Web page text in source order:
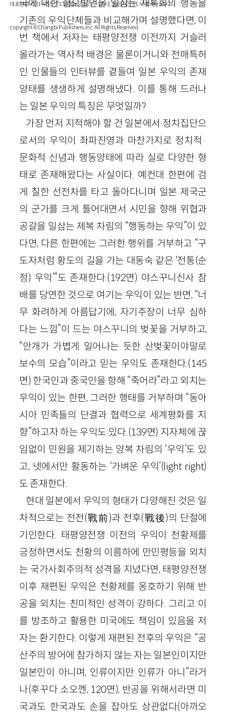
국에 대한 혐오발언을 일삼는 재특회의 행동을
기존의 우익단체들과 비교해가며 설명했다면, 이
번 책에서 저자는 태평양전쟁 이전까지 거슬러
올라가는 역사적 배경은 물론이거니와 전매특허
인 인물들의 인터뷰를 곁들여 일본 우익의 존재
양태를 생생하게 설명해냈다. 이를 통해 드러나
는 일본 우익의 특징은 무엇일까?
가장 먼저 지적해야 할 건 일본에서 정치집단으
로서의 우익이 좌파진영과 마찬가지로 정치적·
문화적 신념과 행동양태에 따라 실로 다양한 형
태로 존재해왔다는 사실이다. 예컨대 한편에 검
게 칠한 선전차를 타고 돌아다니며 일본 제국군
의 군가를 크게 틀어대면서 시민을 향해 위협과
공갈을 일삼는 제복 차림의 “행동하는 우익”이 있
다면, 다른 한편에는 그러한 행위를 거부하고 “구
도자처럼 황도의 길을 가는 대동숙 같은 ‘전통(순
정) 우익’”도 존재한다.(192면) 야스꾸니신사 참
배를 당연한 것으로 여기는 우익이 있는 반면, “너
무 화려하게 아름답기에, 자기주장이 너무 심하
다는 느낌”이 드는 야스꾸니의 벚꽃을 거부하고,
“안개가 가볍게 일어나는 듯한 산벚꽃이야말로
보수의 모습”이라고 믿는 우익도 존재한다.(145
면) 한국인과 중국인을 향해 “죽어라”라고 외치는
우익이 있는 한편, 그러한 행태를 거부하며 “동아
시아 민족들의 단결과 협력으로 세계평화를 지
향”하고자 하는 우익도 있다.(139면) 지자체에 끊
임없이 민원을 제기하는 양복 차림의 ‘우익’도 있
고, 넷에서만 활동하는 ‘가벼운 우익’(light right)
도 존재한다.
현대 일본에서 우익의 형태가 다양해진 것은 일
차적으로는 전전(戰前)과 전후(戰後)의 단절에
기인한다. 태평양전쟁 이전의 우익이 천황제를
긍정하면서도 천황의 이름하에 만민평등을 외치
는 국가사회주의적 성격을 지녔다면, 태평양전쟁
이후 재편된 우익은 천황제를 옹호하기 위해 반
공을 외치는 친미적인 성격이 강하다. 그리고 이
를 방조하고 활용한 미국에도 책임이 있음을 저
자는 환기한다. 이렇게 재편된 전후의 우익은 “공
산주의 방어에 참가하지 않는 자는 일본인이지만
일본인이 아니며, 인류이지만 인류가 아니”라거
나(후꾸다 소오껜, 120면), 반공을 위해서라면 미
국과도 한국과도 손을 잡아도 상관없다(아까오
대표전화 : 031-955-3333(월~금 10시~17시), 점심시간 11시 30분~13시
copyright © Changbi Publishers, inc. All Rights Reserved.